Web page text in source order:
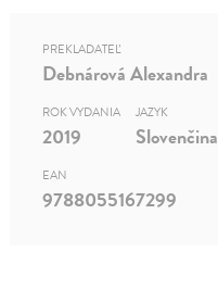
PREKLADATEĽ
Debnárová Alexandra
ROK VYDANIA
2019
JAZYK
Slovenčina
EAN
9788055167299